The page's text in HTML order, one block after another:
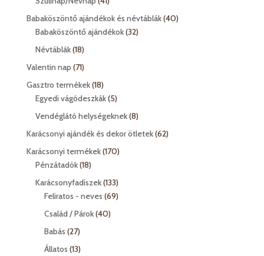
termék
Babaköszöntő ajándékok és névtáblák 4040
Babaköszöntő ajándékok 3232
Névtáblák 1818
termék
Valentin nap 7171
termék
Gasztro termékek 1818
termék
Egyedi vágódeszkák 55
termék
Vendéglátó helységeknek 88
termék
Karácsonyi ajándék és dekor ötletek 6262
Karácsonyi termékek 170170
Pénzátadók 1818
termék
Karácsonyfadíszek 133133
termék
Feliratos - neves 6969
Család / Párok 4040
Babás 2727
termék
Állatos 1313